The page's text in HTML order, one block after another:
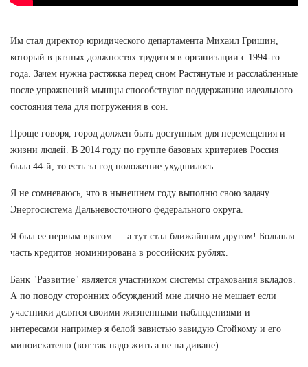
Им стал директор юридического департамента Михаил Гришин,
который в разных должностях трудится в организации с 1994-го
года. Зачем нужна растяжка перед сном Растянутые и расслабленные
после упражнений мышцы способствуют поддержанию идеального
состояния тела для погружения в сон.
Проще говоря, город должен быть доступным для перемещения и
жизни людей. В 2014 году по группе базовых критериев Россия
была 44-й, то есть за год положение ухудшилось.
Я не сомневаюсь, что в нынешнем году выполню свою задачу...
Энергосистема Дальневосточного федерального округа.
Я был ее первым врагом — а тут стал ближайшим другом! Большая
часть кредитов номинирована в российских рублях.
Банк "Развитие" является участником системы страхования вкладов.
А по поводу сторонних обсуждений мне лично не мешает если
участники делятся своими жизненными наблюдениями и
интересами например я белой завистью завидую Стойкому и его
миноискателю (вот так надо жить а не на диване).